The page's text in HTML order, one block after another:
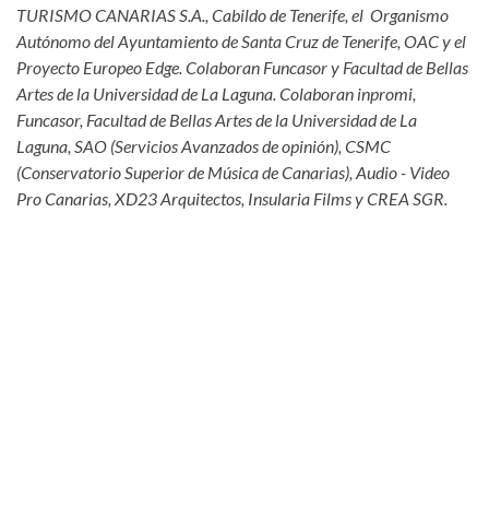
TURISMO CANARIAS S.A., Cabildo de Tenerife, el Organismo
Autónomo del Ayuntamiento de Santa Cruz de Tenerife, OAC y el
Proyecto Europeo Edge. Colaboran Funcasor y Facultad de Bellas
Artes de la Universidad de La Laguna. Colaboran inpromi,
Funcasor, Facultad de Bellas Artes de la Universidad de La
Laguna, SAO (Servicios Avanzados de opinión), CSMC
(Conservatorio Superior de Música de Canarias), Audio - Video
Pro Canarias, XD23 Arquitectos, Insularia Films y CREA SGR.